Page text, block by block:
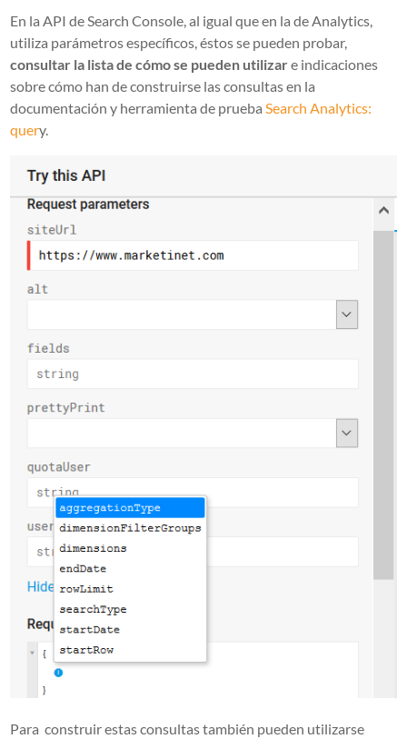
En la API de Search Console, al igual que en la de Analytics,
utiliza parámetros específicos, éstos se pueden probar,
consultar la lista de cómo se pueden utilizare indicaciones
sobre cómo han de construirse las consultas en la
documentación y herramienta de pruebaSearch Analytics:
query.
Para construir estas consultas también pueden utilizarse